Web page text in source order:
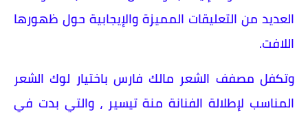
العديد من التعليقات المميزة والإيجابية حول ظهورها
اللافت.
وتكفل مصفف الشعر مالك فارس باختيار لوك الشعر
المناسب لإطلالة الفنانة منة تيسير ، والتي بدت في